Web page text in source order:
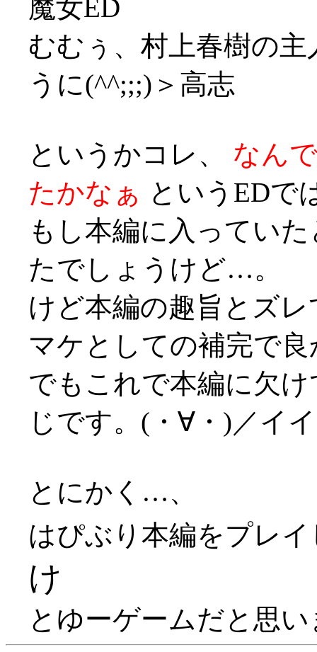
魔女ED
むむぅ、村上春樹の
うに(^^;;;)＞高志
というかコレ、 なん
たかなぁ というEDで
もし本編に入ってい
たでしょうけど…。
けど本編の趣旨とズ
マケとしての補完で
でもこれで本編に欠
じです。(・∀・)／イ
とにかく…、
はぴぶり本編をプレ
け
とゆーゲームだと思